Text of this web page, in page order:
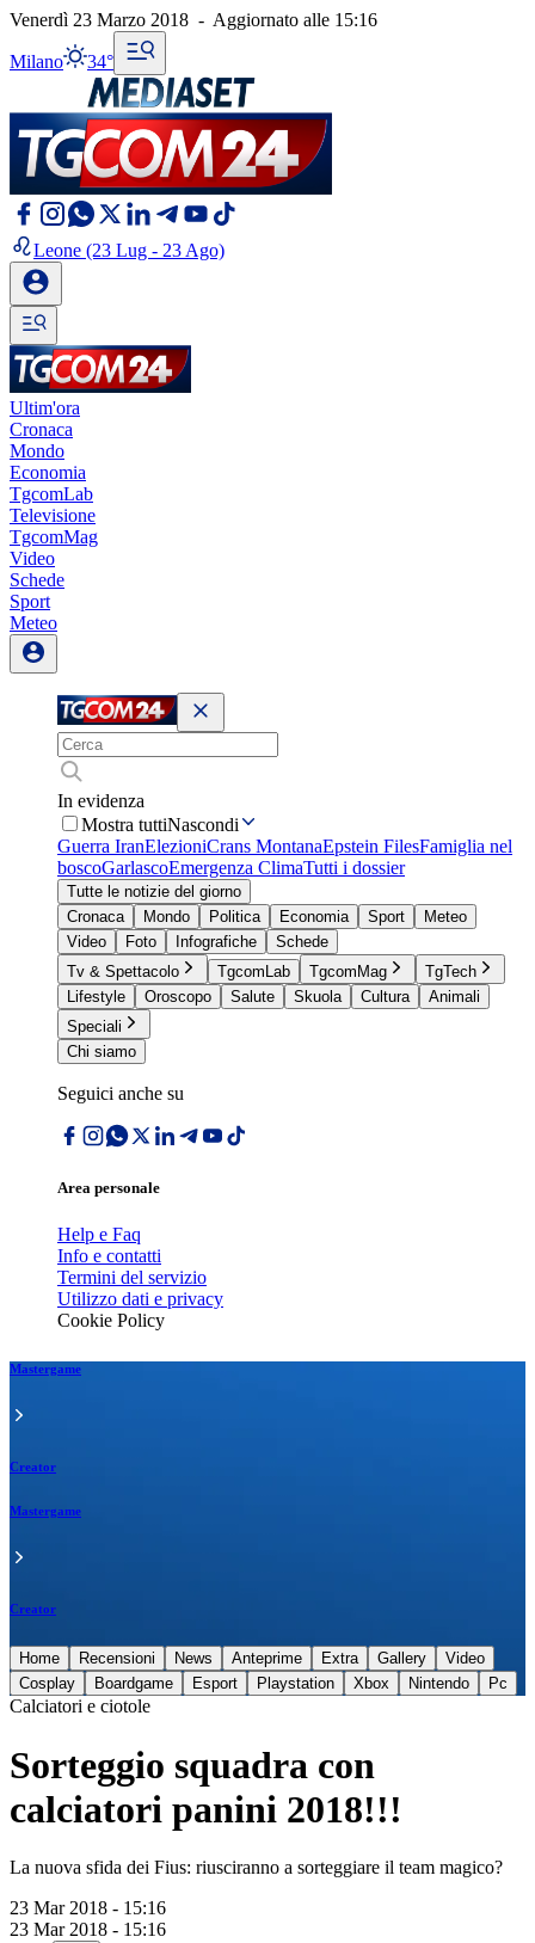
Venerdì 23 Marzo 2018 - Aggiornato alle 15:16
Milano 34°
Leone (23 Lug - 23 Ago)
Ultim'ora
Cronaca
Mondo
Economia
TgcomLab
Televisione
TgcomMag
Video
Schede
Sport
Meteo
In evidenza
Mostra tuttiNascondi
Guerra IranElezioniCrans MontanaEpstein FilesFamiglia nel
boscoGarlascoEmergenza ClimaTutti i dossier
Tutte le notizie del giorno
Cronaca
Mondo Politica Economia Sport
Meteo
Video
Foto Infografiche
Schede
Tv & Spettacolo
TgcomLab TgcomMag
TgTech
Lifestyle
Oroscopo Salute Skuola Cultura
Animali
Speciali
Chi siamo
Seguici anche su
Area personale
Help e Faq
Info e contatti
Termini del servizio
Utilizzo dati e privacy
Cookie Policy
Mastergame
Creator
Mastergame
Creator
Home Recensioni News Anteprime Extra Gallery
Video
Cosplay
Boardgame Esport Playstation Xbox Nintendo Pc
Calciatori e ciotole
Sorteggio squadra con
calciatori panini 2018!!!
La nuova sfida dei Fius: riusciranno a sorteggiare il team magico?
23 Mar 2018 - 15:16
23 Mar 2018 - 15:16